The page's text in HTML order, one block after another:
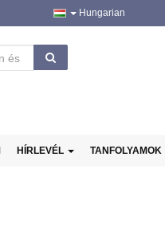
Hungarian
HÍRLEVÉL TANFOLYAMOK